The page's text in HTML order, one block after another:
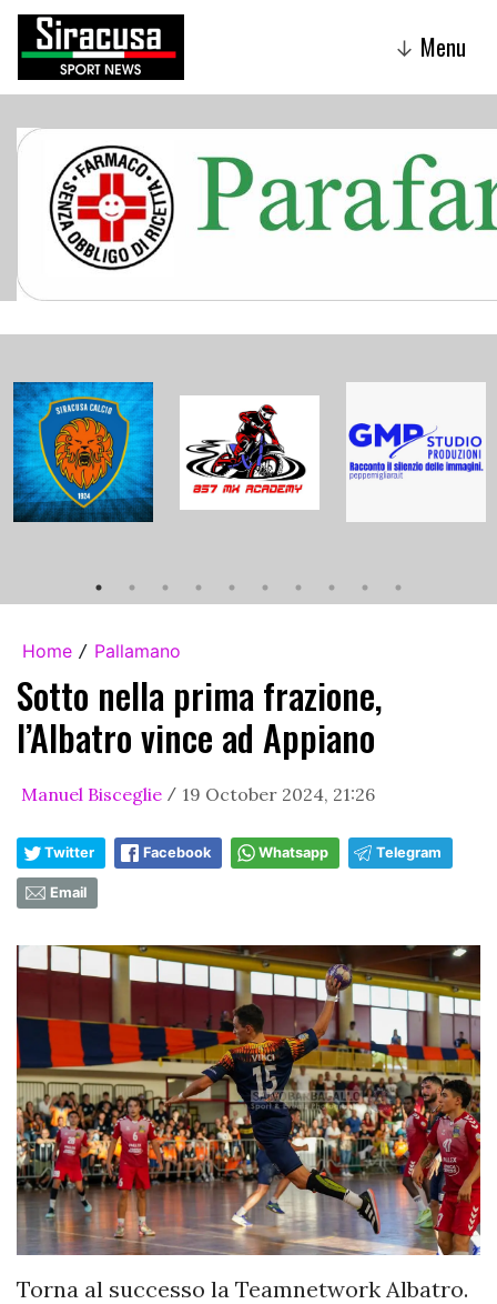
↓ Menu
Home / Pallamano
Sotto nella prima frazione,
l’Albatro vince ad Appiano
Manuel Bisceglie / 19 October 2024, 21:26
Twitter Facebook Whatsapp Telegram
Email
Torna al successo la Teamnetwork Albatro.